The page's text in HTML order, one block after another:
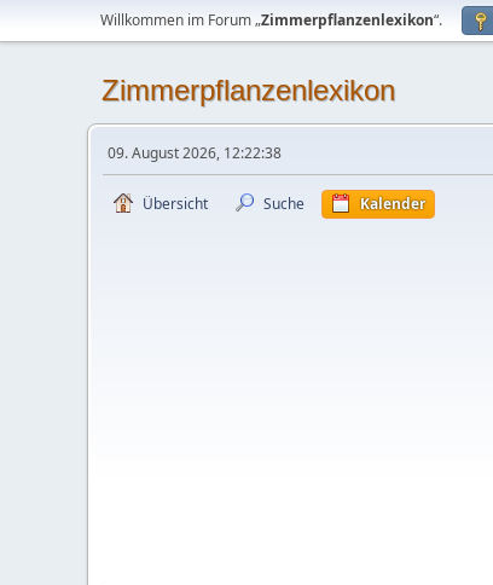
Willkommen im Forum „Zimmerpflanzenlexikon“.
Zimmerpflanzenlexikon
09. August 2026, 12:22:38
Übersicht Suche Kalender